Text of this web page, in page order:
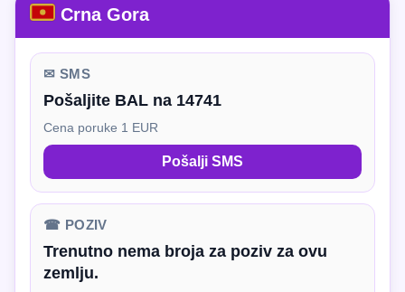
Crna Gora
✉ SMS
Pošaljite BAL na 14741
Cena poruke 1 EUR
Pošalji SMS
☎ POZIV
Trenutno nema broja za poziv za ovu
zemlju.